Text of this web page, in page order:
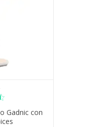
Gadnic con